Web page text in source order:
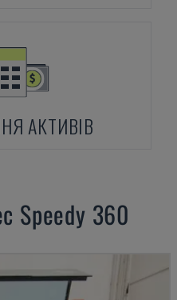
АКТИВІВ
Speedy 360